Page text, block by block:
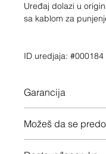
Uređaj dolazi u
sa kablom za
ID uredjaja: #000184
Garancija
01/06/2024.
Možeš da se